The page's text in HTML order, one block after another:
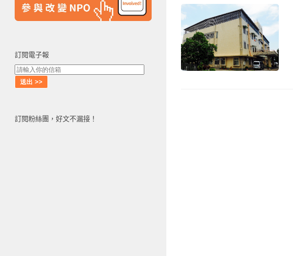
訂閱電子報
訂閱粉絲團，好文不漏接！